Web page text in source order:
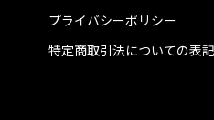
プライバシーポリシー
特定商取引法についての表記